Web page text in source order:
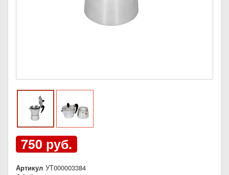
750 руб.
Артикул УТ000003384